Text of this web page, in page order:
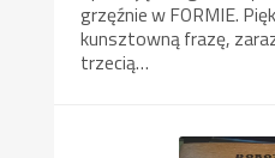
grzęźnie w FORMIE.
kunsztowną frazę,
trzecią…